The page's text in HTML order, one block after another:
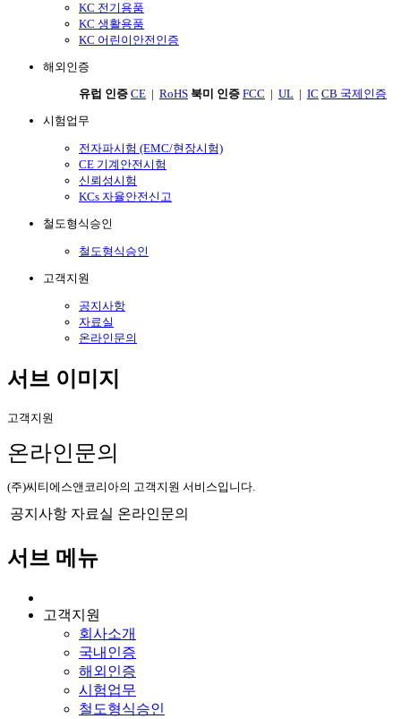
KC 전기용품
KC 생활용품
KC 어린이안전인증
해외인증
유럽 인증 CE | RoHS 북미 인증 FCC | UL | IC CB 국제인증
시험업무
전자파시험 (EMC/현장시험)
CE 기계안전시험
신뢰성시험
KCs 자율안전신고
철도형식승인
철도형식승인
고객지원
공지사항
자료실
온라인문의
서브 이미지
고객지원
온라인문의
(주)씨티에스앤코리아의 고객지원 서비스입니다.
공지사항 자료실 온라인문의
서브 메뉴
고객지원
회사소개
국내인증
해외인증
시험업무
철도형식승인